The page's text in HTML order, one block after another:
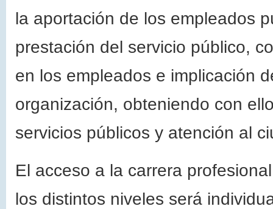
la aportación de los empleados
prestación del servicio público,
en los empleados e implicación
organización, obteniendo con
servicios públicos y atención al
El acceso a la carrera
los distintos niveles será